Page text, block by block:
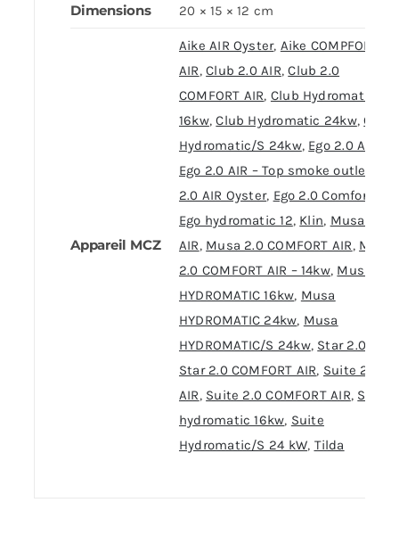
Dimensions 20 × 15 × 12 cm
Appareil MCZ
Aike AIR Oyster, Aike COMPFORT
AIR,Club 2.0 AIR,Club 2.0
COMFORT AIR, Club Hydromatic
16kw,Club Hydromatic 24kw,Club
Hydromatic/S 24kw, Ego 2.0 AIR
Ego 2.0 AIR – Top smoke outlet
2.0 AIR Oyster, Ego 2.0 Comfort AIR
Ego hydromatic 12, Klin, Musa 2.0
AIR, Musa 2.0 COMFORT AIR, Musa
2.0 COMFORT AIR – 14kw, Musa
HYDROMATIC 16kw, Musa
HYDROMATIC 24kw, Musa
HYDROMATIC/S 24kw, Star 2.0 AIR
Star 2.0 COMFORT AIR, Suite 2.0
AIR, Suite 2.0 COMFORT AIR, Suite
hydromatic 16kw, Suite
Hydromatic/S 24 kW, Tilda